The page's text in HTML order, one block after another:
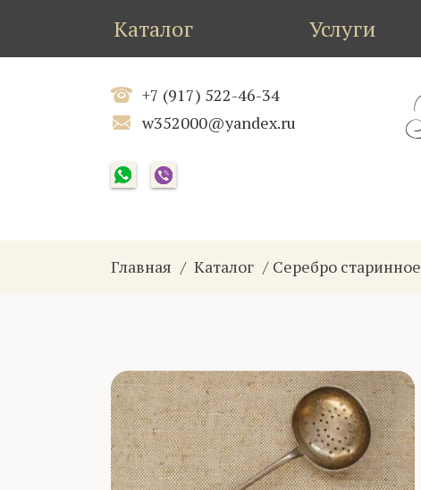
Каталог Услуги
+7 (917) 522-46-34
w352000@yandex.ru
Главная Каталог Серебро